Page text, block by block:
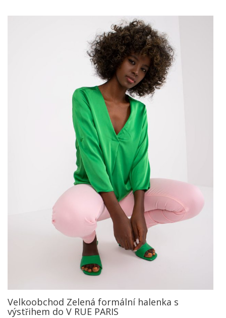
Velkoobchod Zelená formální halenka s
výstřihem do V RUE PARIS